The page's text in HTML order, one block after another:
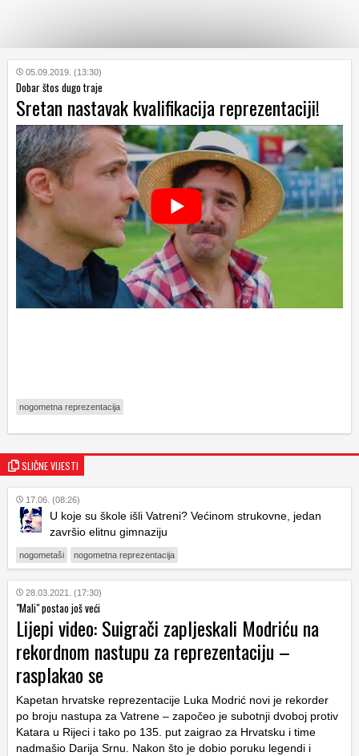
KATEGORIJE
HRVATSKI
WEB
05.09.2019. (13:30)
Dobar štos dugo traje
Sretan nastavak kvalifikacija reprezentaciji!
nogometna reprezentacija
SLIČNE VIJESTI
17.06. (08:26)
U koje su škole išli Vatreni? Većinom strukovne, jedan
završio elitnu gimnaziju
nogometaši nogometna reprezentacija
28.03.2021. (17:30)
"Mali" postao još veći
Lijepi video: Suigrači zapljeskali Modriću na
rekordnom nastupu za reprezentaciju –
rasplakao se
Kapetan hrvatske reprezentacije Luka Modrić novi je rekorder
po broju nastupa za Vatrene – započeo je subotnji dvoboj protiv
Katara u Rijeci i tako po 135. put zaigrao za Hrvatsku i time
nadmašio Darija Srnu. Nakon što je dobio poruku legendi i